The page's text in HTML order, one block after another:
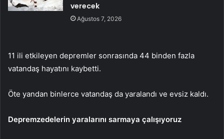
verecek
Ağustos 7, 2026
11 ili etkileyen depremler sonrasında 44 binden fazla
vatandaş hayatını kaybetti.
Öte yandan binlerce vatandaş da yaralandı ve evsiz kaldı.
Depremzedelerin yaralarını sarmaya çalışıyoruz